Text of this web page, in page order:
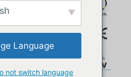
Russian
Hindi
Chinese
Language
not switch language